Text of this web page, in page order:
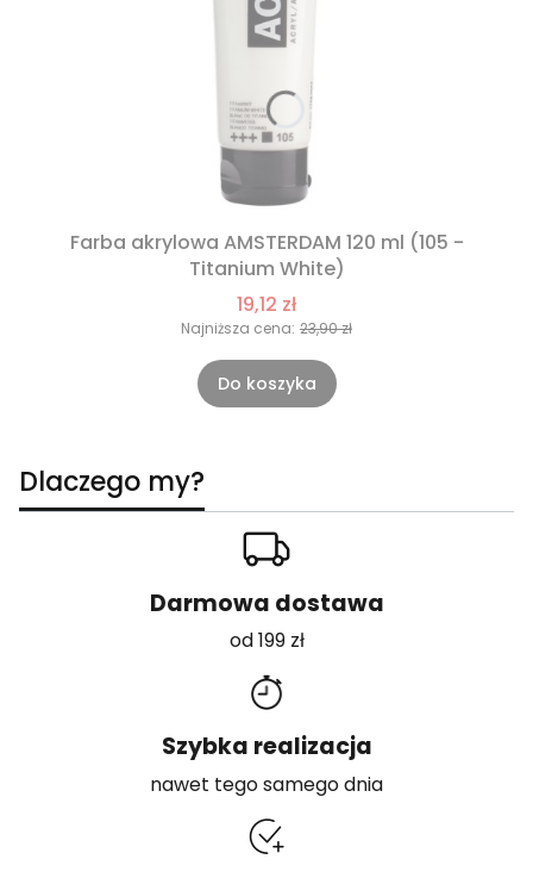
Farba akrylowa AMSTERDAM 120 ml (105 -
Titanium White)
19,12 zł
Najniższa cena: 23,90 zł
Do koszyka
Dlaczego my?
Darmowa dostawa
od 199 zł
Szybka realizacja
nawet tego samego dnia